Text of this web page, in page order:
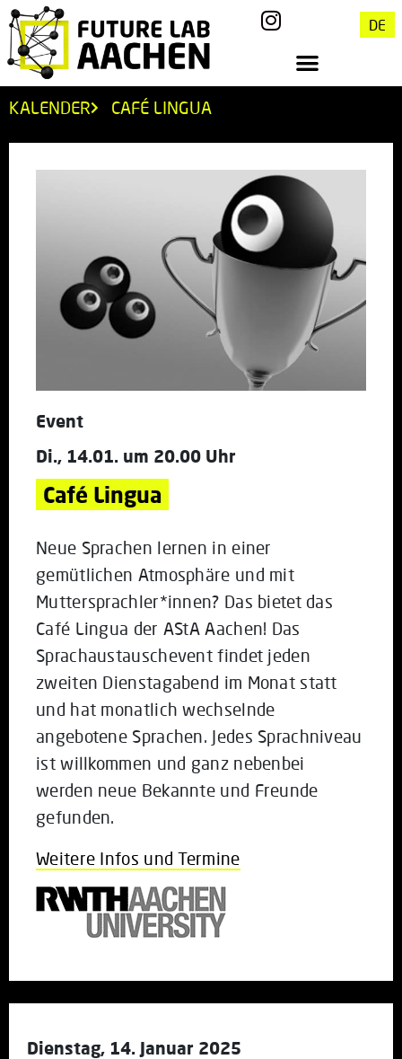
DE
KALENDER CAFÉ LINGUA
Event
Di., 14.01. um 20.00 Uhr
Café Lingua
Neue Sprachen lernen in einer
gemütlichen Atmosphäre und mit
Muttersprachler*innen? Das bietet das
Café Lingua der AStA Aachen! Das
Sprachaustauschevent findet jeden
zweiten Dienstagabend im Monat statt
und hat monatlich wechselnde
angebotene Sprachen. Jedes Sprachniveau
ist willkommen und ganz nebenbei
werden neue Bekannte und Freunde
gefunden.
Weitere Infos und Termine
Dienstag, 14. Januar 2025